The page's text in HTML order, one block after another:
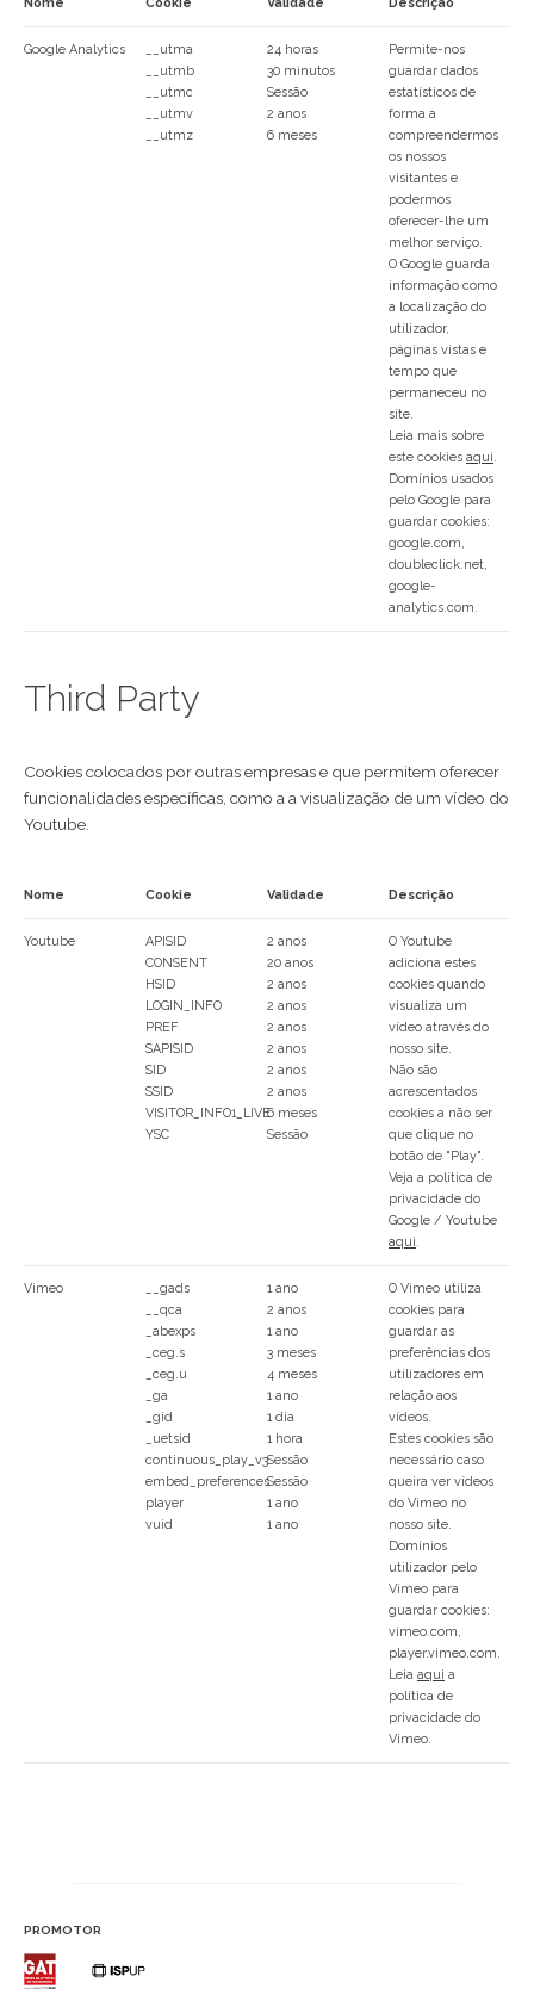
Google Analytics
__utma
__utmb
__utmc
__utmv
__utmz
24 horas
30 minutos
Sessão
2 anos
6 meses
Permite-nos
guardar dados
estatísticos de
forma a
compreendermos
os nossos
visitantes e
podermos
oferecer-lhe um
melhor serviço.
O Google guarda
informação como
a localização do
utilizador,
páginas vistas e
tempo que
permaneceu no
site.
Leia mais sobre
este cookies aqui.
Domínios usados
pelo Google para
guardar cookies:
google.com,
doubleclick.net,
google-
analytics.com.
Third Party
Cookies colocados por outras empresas e que permitem oferecer
funcionalidades específicas, como a a visualização de um vídeo do
Youtube.
Nome Cookie Validade Descrição
Youtube
APISID
CONSENT
HSID
LOGIN_INFO
PREF
SAPISID
SID
SSID
VISITOR_INFO1_LIVE
YSC
2 anos
20 anos
2 anos
2 anos
2 anos
2 anos
2 anos
2 anos
6 meses
Sessão
O Youtube
adiciona estes
cookies quando
visualiza um
vídeo através do
nosso site.
Não são
acrescentados
cookies a não ser
que clique no
botão de "Play".
Veja a política de
privacidade do
Google / Youtube
aqui.
Vimeo
__gads
__qca
_abexps
_ceg.s
_ceg.u
_ga
_gid
_uetsid
continuous_play_v3
embed_preferences
player
vuid
1 ano
2 anos
1 ano
3 meses
4 meses
1 ano
1 dia
1 hora
Sessão
Sessão
1 ano
1 ano
O Vimeo utiliza
cookies para
guardar as
preferências dos
utilizadores em
relação aos
vídeos.
Estes cookies são
necessário caso
queira ver vídeos
do Vimeo no
nosso site.
Domínios
utilizador pelo
Vimeo para
guardar cookies:
vimeo.com,
player.vimeo.com.
Leia aqui a
política de
privacidade do
Vimeo.
PROMOTOR